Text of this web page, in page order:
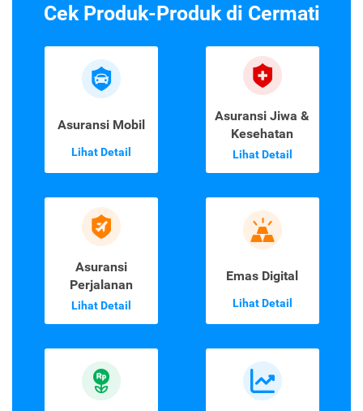
Cek Produk-Produk di Cermati
Asuransi Mobil
Lihat Detail
Asuransi Jiwa &
Kesehatan
Lihat Detail
Asuransi
Perjalanan
Lihat Detail
Emas Digital
Lihat Detail